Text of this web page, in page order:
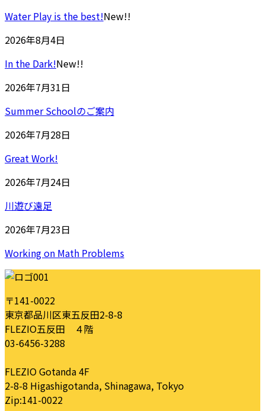
Water Play is the best!New!!
2026年8月4日
In the Dark!New!!
2026年7月31日
Summer Schoolのご案内
2026年7月28日
Great Work!
2026年7月24日
川遊び遠足
2026年7月23日
Working on Math Problems
〒141-0022
東京都品川区東五反田2-8-8
FLEZIO五反田 ４階
03-6456-3288
FLEZIO Gotanda 4F
2-8-8 Higashigotanda, Shinagawa, Tokyo
Zip:141-0022